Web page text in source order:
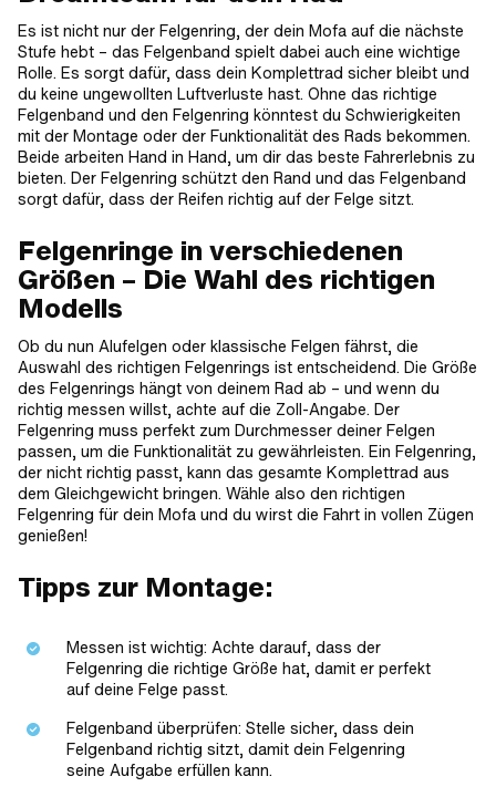
Es ist nicht nur der Felgenring, der dein Mofa auf die nächste
Stufe hebt – das Felgenband spielt dabei auch eine wichtige
Rolle. Es sorgt dafür, dass dein Komplettrad sicher bleibt und
du keine ungewollten Luftverluste hast. Ohne das richtige
Felgenband und den Felgenring könntest du Schwierigkeiten
mit der Montage oder der Funktionalität des Rads bekommen.
Beide arbeiten Hand in Hand, um dir das beste Fahrerlebnis zu
bieten. Der Felgenring schützt den Rand und das Felgenband
sorgt dafür, dass der Reifen richtig auf der Felge sitzt.
Felgenringe in verschiedenen
Größen – Die Wahl des richtigen
Modells
Ob du nun Alufelgen oder klassische Felgen fährst, die
Auswahl des richtigen Felgenrings ist entscheidend. Die Größe
des Felgenrings hängt von deinem Rad ab – und wenn du
richtig messen willst, achte auf die Zoll-Angabe. Der
Felgenring muss perfekt zum Durchmesser deiner Felgen
passen, um die Funktionalität zu gewährleisten. Ein Felgenring,
der nicht richtig passt, kann das gesamte Komplettrad aus
dem Gleichgewicht bringen. Wähle also den richtigen
Felgenring für dein Mofa und du wirst die Fahrt in vollen Zügen
genießen!
Tipps zur Montage:
Messen ist wichtig: Achte darauf, dass der
Felgenring die richtige Größe hat, damit er perfekt
auf deine Felge passt.
Felgenband überprüfen: Stelle sicher, dass dein
Felgenband richtig sitzt, damit dein Felgenring
seine Aufgabe erfüllen kann.